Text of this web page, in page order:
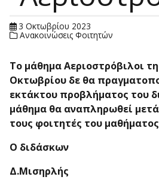
3 Οκτωβρίου 2023
Ανακοινώσεις Φοιτητών
Το μάθημα Αεριοστρόβιλοι
Οκτωβρίου δε θα
εκτάκτου προβλήματος του
μάθημα θα αναπληρωθεί
τους φοιτητές του
Ο διδάσκων
Δ.Μισηρλής